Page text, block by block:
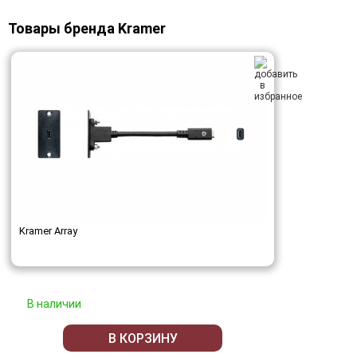
Товары бренда Kramer
Kramer Array
В наличии
В КОРЗИНУ